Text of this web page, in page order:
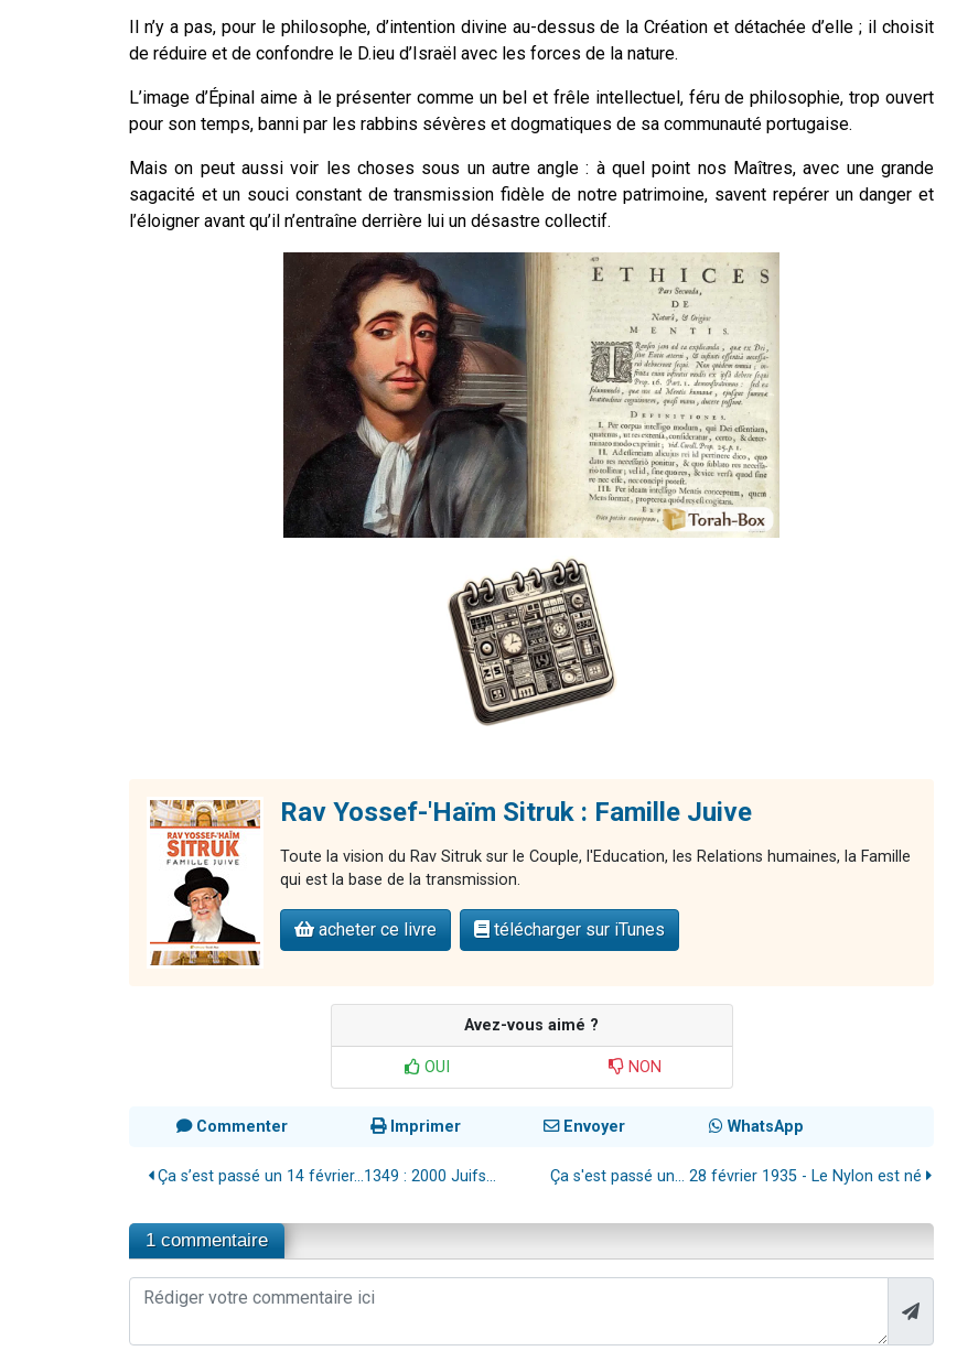
Il n’y a pas, pour le philosophe, d’intention divine au-dessus de la Création et détachée d’elle ; il choisit
de réduire et de confondre le D.ieu d’Israël avec les forces de la nature.
L’image d’Épinal aime à le présenter comme un bel et frêle intellectuel, féru de philosophie, trop ouvert
pour son temps, banni par les rabbins sévères et dogmatiques de sa communauté portugaise.
Mais on peut aussi voir les choses sous un autre angle : à quel point nos Maîtres, avec une grande
sagacité et un souci constant de transmission fidèle de notre patrimoine, savent repérer un danger et
l’éloigner avant qu’il n’entraîne derrière lui un désastre collectif.
Rav Yossef-'Haïm Sitruk : Famille Juive
Toute la vision du Rav Sitruk sur le Couple, l'Education, les Relations humaines, la Famille
qui est la base de la transmission.
acheter ce livre télécharger sur iTunes
Avez-vous aimé ?
OUI NON
Commenter Imprimer Envoyer WhatsApp
Ça s’est passé un 14 février...1349 : 2000 Juifs... Ça s'est passé un… 28 février 1935 - Le Nylon est né
1 commentaire